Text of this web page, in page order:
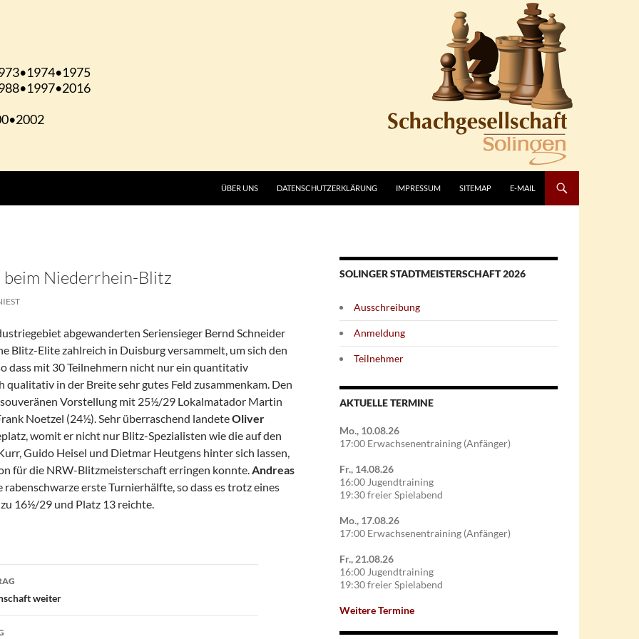
ÜBER UNS DATENSCHUTZERKLÄRUNG IMPRESSUM SITEMAP E-MAIL
Niederrhein-Blitz
abgewanderten Seriensieger Bernd Schneider
Blitz-Elite zahlreich in Duisburg versammelt, um sich den
dass mit 30 Teilnehmern nicht nur ein quantitativ
qualitativ in der Breite sehr gutes Feld zusammenkam. Den
Vorstellung mit 25½/29 Lokalmatador Martin
Noetzel (24½). Sehr überraschend landeteOliver
womit er nicht nur Blitz-Spezialisten wie die auf den
Guido Heisel und Dietmar Heutgens hinter sich lassen,
für die NRW-Blitzmeisterschaft erringen konnte.Andreas
erste Turnierhälfte, so dass es trotz eines
16½/29 und Platz 13 reichte.
weiter
SOLINGER STADTMEISTERSCHAFT 2026
Ausschreibung
Anmeldung
Teilnehmer
AKTUELLE TERMINE
Mo., 10.08.26
17:00 Erwachsenentraining (Anfänger)
Fr., 14.08.26
16:00 Jugendtraining
19:30 freier Spielabend
Mo., 17.08.26
17:00 Erwachsenentraining (Anfänger)
Fr., 21.08.26
16:00 Jugendtraining
19:30 freier Spielabend
Weitere Termine